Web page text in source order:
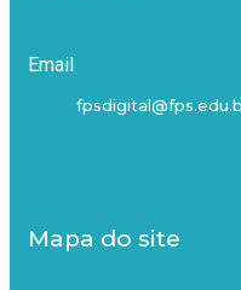
Email
Mapa do site